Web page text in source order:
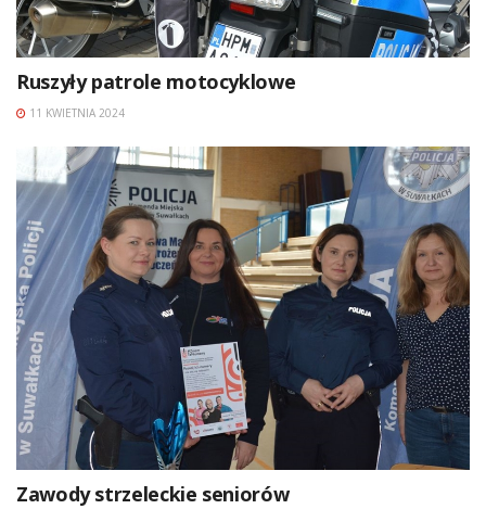
Ruszyły patrole motocyklowe
11 KWIETNIA 2024
Zawody strzeleckie seniorów